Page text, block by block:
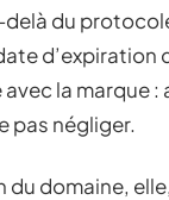
delà du
d’expiration
la marque :
pas négliger.
du domaine,